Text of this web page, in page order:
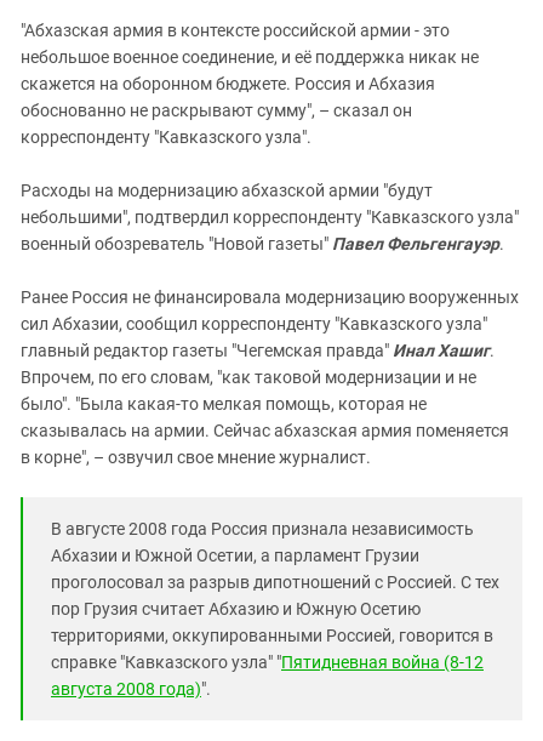
"Абхазская армия в контексте российской армии - это
небольшое военное соединение, и её поддержка никак не
скажется на оборонном бюджете. Россия и Абхазия
обоснованно не раскрывают сумму", – сказал он
корреспонденту "Кавказского узла".
Расходы на модернизацию абхазской армии "будут
небольшими", подтвердил корреспонденту "Кавказского узла"
военный обозреватель "Новой газеты" Павел Фельгенгауэр.
Ранее Россия не финансировала модернизацию вооруженных
сил Абхазии, сообщил корреспонденту "Кавказского узла"
главный редактор газеты "Чегемская правда" Инал Хашиг.
Впрочем, по его словам, "как таковой модернизации и не
было". "Была какая-то мелкая помощь, которая не
сказывалась на армии. Сейчас абхазская армия поменяется
в корне", – озвучил свое мнение журналист.
В августе 2008 года Россия признала независимость
Абхазии и Южной Осетии, а парламент Грузии
проголосовал за разрыв дипотношений с Россией. С тех
пор Грузия считает Абхазию и Южную Осетию
территориями, оккупированными Россией, говорится в
справке "Кавказского узла" "Пятидневная война (8-12
августа 2008 года)".